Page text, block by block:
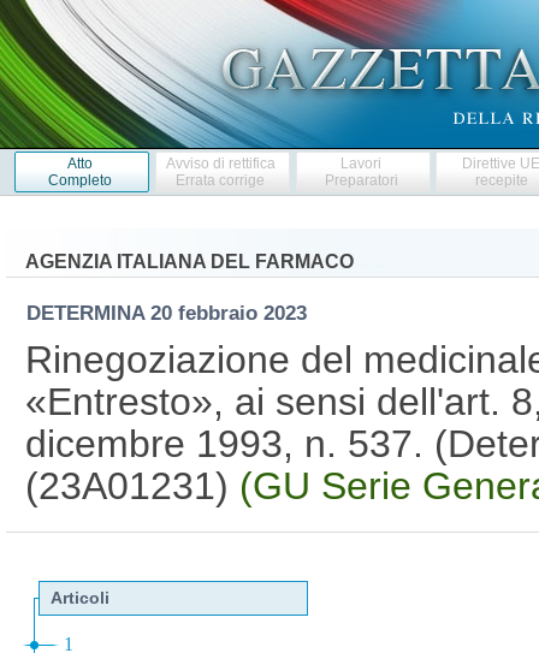
Atto
Completo
Avviso di rettifica
Errata corrige
Lavori
Preparatori
Direttive
recepite
AGENZIA ITALIANA DEL FARMACO
DETERMINA 20 febbraio 2023
Rinegoziazione del
«Entresto», ai sensi dell'art.
dicembre 1993, n. 537.
(23A01231) (GU Serie